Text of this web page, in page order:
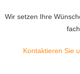
Wir setzen Ihre
Kontaktieren Sie